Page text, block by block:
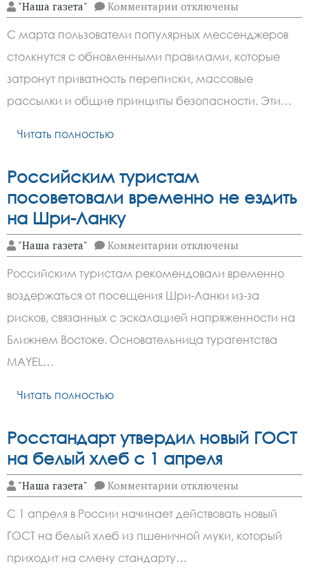
"Наша газета" Комментарии к
записи
ужесточат
правила
приватности
и
безопасности
с
отключены
С марта пользователи популярных мессенджеров
столкнутся с обновленными правилами, которые
затронут приватность переписки, массовые
рассылки и общие принципы безопасности. Эти…
Читать полностью
Российским туристам
посоветовали временно не ездить
на Шри-Ланку
"Наша газета" Комментарии к
записи
туристам
посоветовали
временно
не
ездить
на
Шри-
отключены
Российским туристам рекомендовали временно
воздержаться от посещения Шри-Ланки из-за
рисков, связанных с эскалацией напряженности на
Ближнем Востоке. Основательница турагентства
MAYEL…
Читать полностью
Росстандарт утвердил новый ГОСТ
на белый хлеб с 1 апреля
"Наша газета" Комментарии к
записи
Росстандарт
утвердил
новый
ГОСТ
белый
отключены
С 1 апреля в России начинает действовать новый
ГОСТ на белый хлеб из пшеничной муки, который
приходит на смену стандарту…